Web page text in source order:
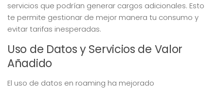
servicios que podrían generar cargos adicionales. Esto
te permite gestionar de mejor manera tu consumo y
evitar tarifas inesperadas.
Uso de Datos y Servicios de Valor
Añadido
El uso de datos en roaming ha mejorado